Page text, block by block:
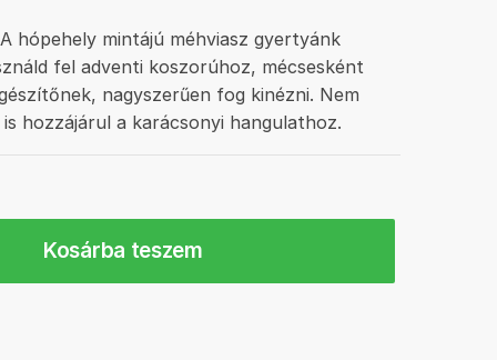
hópehely mintájú méhviasz gyertyánk
fel adventi koszorúhoz, mécsesként
nagyszerűen fog kinézni. Nem
hozzájárul a karácsonyi hangulathoz.
Kosárba teszem